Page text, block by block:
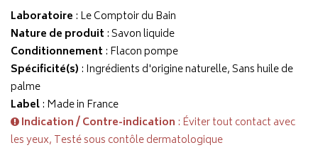
Laboratoire : Le Comptoir du Bain
Nature de produit : Savon liquide
Conditionnement : Flacon pompe
Spécificité(s) : Ingrédients d'origine naturelle, Sans huile de
palme
Label: Made in France
Indication / Contre-indication : Éviter tout contact avec
les yeux, Testé sous contôle dermatologique